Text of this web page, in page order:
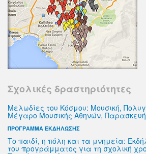
Σχολικές δραστηριότητες
Μελωδίες του Κόσμου: Μουσική,
Μέγαρο Μουσικής Αθηνών, Παρασκευή
ΠΡΟΓΡΑΜΜΑ ΕΚΔΗΛΩΣΗΣ
Το παιδί, η πόλη και τα μνημεία:
του προγράμματος για τη σχολική